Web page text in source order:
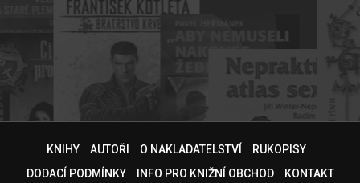
KNIHY AUTOŘI O NAKLADATELSTVÍ
RUKOPISY
DODACÍ PODMÍNKY
INFO PRO KNIŽNÍ OBCHOD KONTAKT